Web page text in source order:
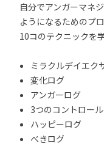
自分でアンガーマネ
ようになるためのプ
10コのテクニックを
ミラクルデイエク
変化ログ
アンガーログ
3つのコントロール
ハッピーログ
べきログ